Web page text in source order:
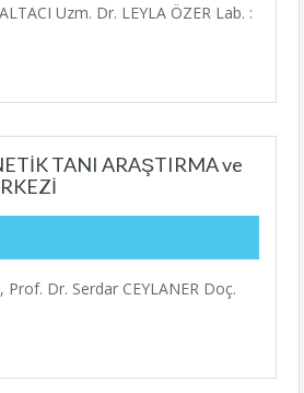
Uzm. Dr. LEYLA ÖZER Lab. :
TANI ARAŞTIRMA ve
Dr. Serdar CEYLANER Doç.